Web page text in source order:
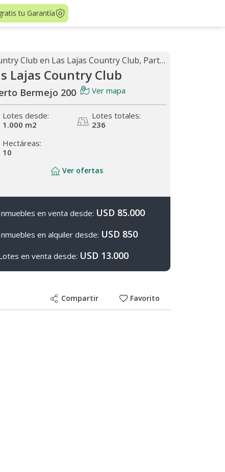
tu Garantía
Country Club en Las Lajas Country Club, Partido de General Rodríguez
Lajas Country Club
Bermejo 200 Ver mapa
Lotes desde:
1.000 m2
Lotes totales:
236
Hectáreas:
10
Ver ofertas
en venta desde: USD 85.000
en alquiler desde: USD 850
en venta desde: USD 13.000
Compartir Favorito